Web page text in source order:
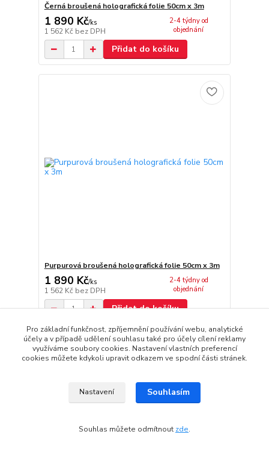
Černá broušená holografická folie 50cm x 3m
1 890 Kč/ks
1 562 Kč bez DPH
2-4 týdny od
objednání
Přidat do košíku
Purpurová broušená holografická folie 50cm x 3m
1 890 Kč/ks
1 562 Kč bez DPH
2-4 týdny od
objednání
Přidat do košíku
Pro základní funkčnost, zpříjemnění používání webu, analytické
účely a v případě udělení souhlasu také pro účely cílení reklamy
využíváme soubory cookies. Nastavení vlastních preferencí
cookies můžete kdykoli upravit odkazem ve spodní části stránek.
Nastavení Souhlasím
Souhlas můžete odmítnout zde.